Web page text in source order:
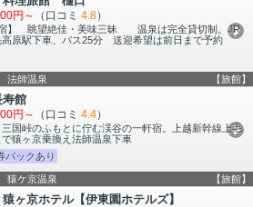
円～ （口コミ 4.8）
宿】 眺望絶佳・美味三昧 温泉は完全貸切制。JR
高原駅下車、バス25分 送迎希望は前日まで予約
法師温泉 【旅館】
館
円～ （口コミ 4.4）
国峠のふもとに佇む渓谷の一軒宿。上越新幹線上毛
猿ヶ京乗換え法師温泉下車
パックあり
猿ケ京温泉 【旅館】
ヶ京ホテル【伊東園ホテルズ】